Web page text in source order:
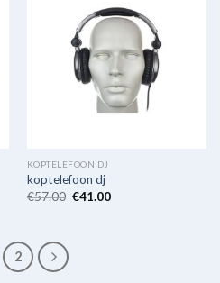
KOPTELEFOON DJ
koptelefoon dj
€57.00 €41.00
2